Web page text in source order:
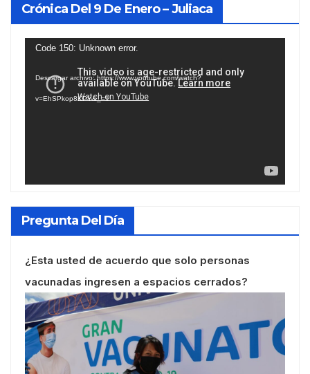
Crónica Del 9 De Enero – Juliaca
Reproductor
vídeo
Code 150: Unknown error.
Descargar archivo: https://www.youtube.com/watch?
v=EhSPkop8KPY&_=1
Pregunta Del Día
¿Esta usted de acuerdo que solo personas
vacunadas ingresen a espacios cerrados?